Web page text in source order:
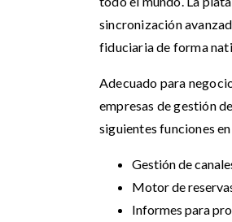
sincronización
fiduciaria de forma
Adecuado para
empresas de gestión
siguientes funciones
Gestión de
Motor de
Informes para